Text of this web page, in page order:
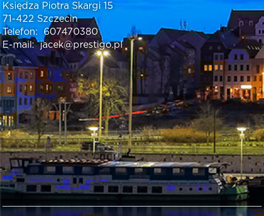
Księdza Piotra Skargi 15
71-422 Szczecin
Telefon:
607470380
E-mail: jacek@prestigo.pl